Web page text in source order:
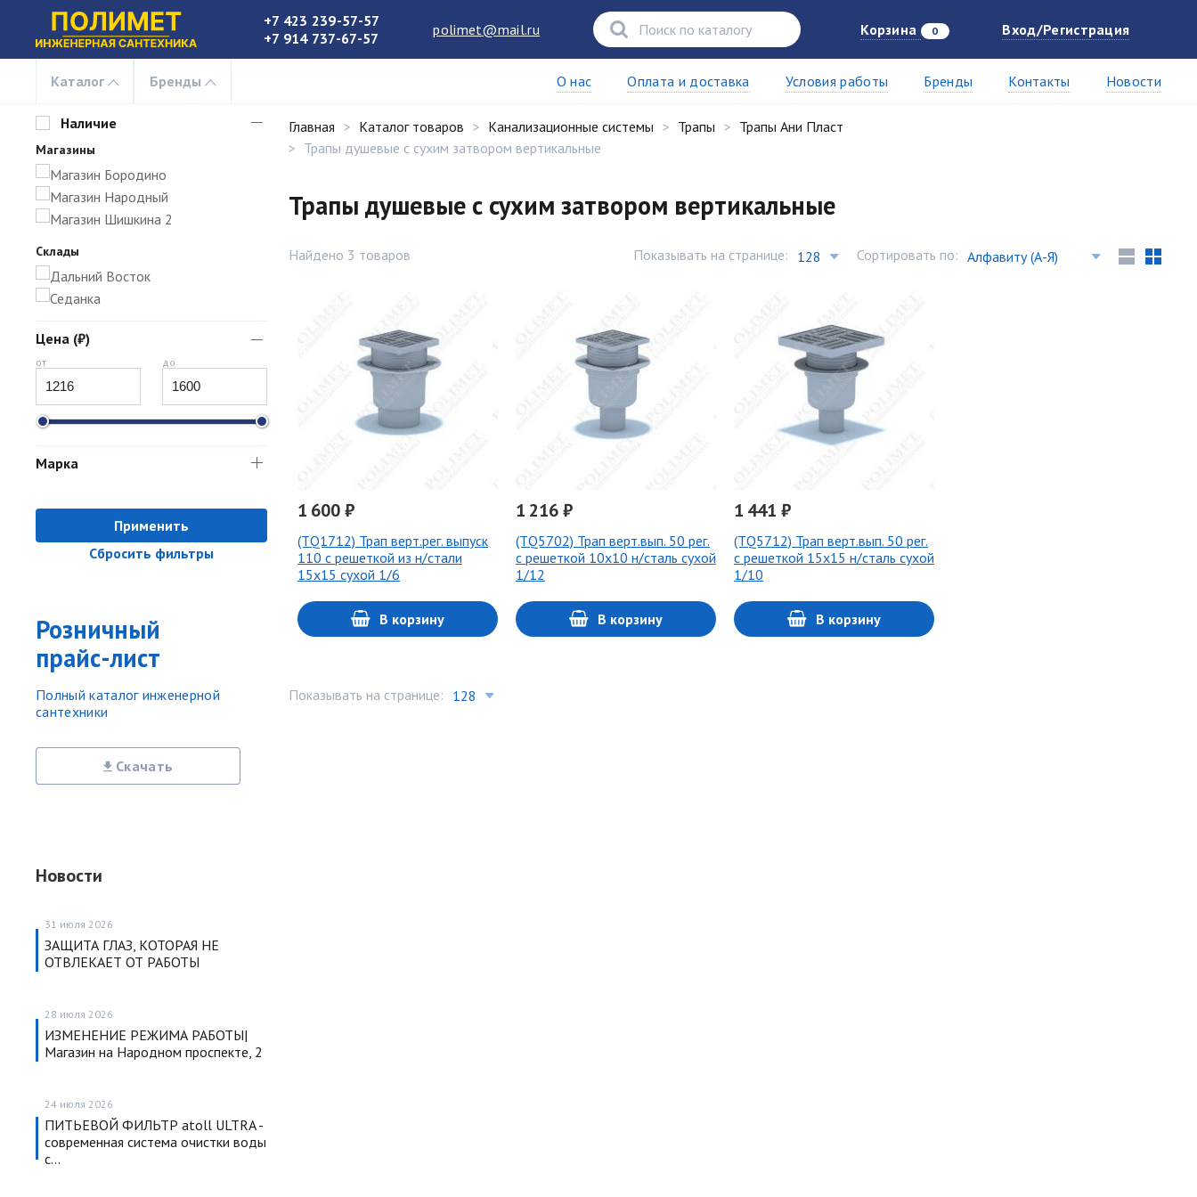
+7 423 239-57-57
+7 914 737-67-57
polimet@mail.ru Корзина 0 Вход/Регистрация
Каталог Бренды О нас Оплата и доставка Условия работы Бренды Контакты Новости
Наличие
Магазины
Магазин Бородино
Магазин Народный
Магазин Шишкина 2
Склады
Дальний Восток
Седанка
Цена (₽)
от до
Марка
Применить
Сбросить фильтры
Розничный
прайс-лист
Полный каталог инженерной
сантехники
Скачать
Новости
31 июля 2026
ЗАЩИТА ГЛАЗ, КОТОРАЯ НЕ
ОТВЛЕКАЕТ ОТ РАБОТЫ
28 июля 2026
ИЗМЕНЕНИЕ РЕЖИМА РАБОТЫ|
Магазин на Народном проспекте, 2
24 июля 2026
ПИТЬЕВОЙ ФИЛЬТР atoll ULTRA -
современная система очистки воды
с…
Главная Каталог товаров Канализационные системы Трапы
Трапы Ани Пласт
Трапы душевые с сухим затвором вертикальные
Трапы душевые с сухим затвором вертикальные
Найдено 3 товаров Показывать на странице: Сортировать по:
1 600 ₽
(ТQ1712) Трап верт.рег. выпуск
110 с решеткой из н/стали
15х15 сухой 1/6
В корзину
1 216 ₽
(ТQ5702) Трап верт.вып. 50 рег.
с решеткой 10х10 н/сталь сухой
1/12
В корзину
1 441 ₽
(ТQ5712) Трап верт.вып. 50 рег.
с решеткой 15х15 н/сталь сухой
1/10
В корзину
Показывать на странице: